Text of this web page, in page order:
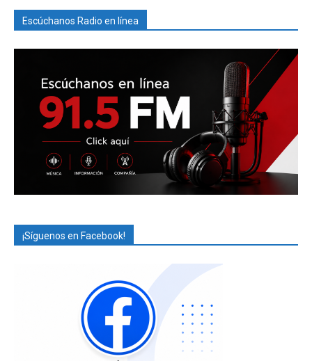
Escúchanos Radio en línea
¡Síguenos en Facebook!